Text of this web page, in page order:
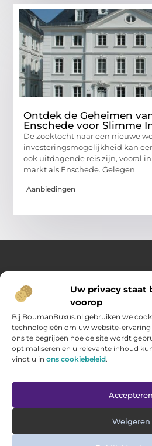
Uw privacy staat
voorop
Bij BoumanBuxus.nl gebruiken we
technologieën om uw website-ervaring
ons te begrijpen hoe de site wordt
optimaliseren en u relevante inhoud
vindt u in ons cookiebeleid.
Accepteren
Weigeren
Ontdek de Geheimen
Enschede voor Slimme
De zoektocht naar een nieuwe
investeringsmogelijkheid kan
ook uitdagende reis zijn, vooral
markt als Enschede. Gelegen
Aanbiedingen
Over Opelweb
Jouw startpunt voor handige tips
Op Opelweb.nl vind je een
content die je helpen meer uit je dag
adviezen tot verrassende inzichten
Main Links
Bericht categorie